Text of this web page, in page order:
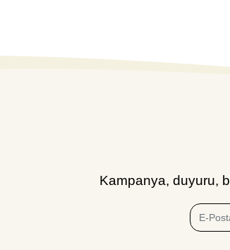
Kampanya, duyuru,